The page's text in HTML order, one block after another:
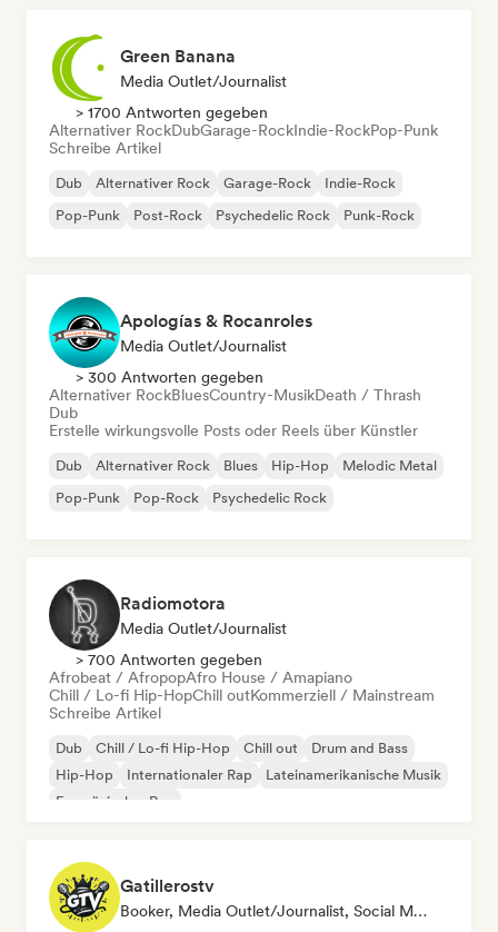
Green Banana
Media Outlet/Journalist
> 1700 Antworten gegeben
Alternativer RockDubGarage-RockIndie-RockPop-Punk
Schreibe Artikel
Dub Alternativer Rock Garage-Rock
Indie-Rock
Pop-Punk
Post-Rock Psychedelic Rock Punk-Rock
Apologías & Rocanroles
Media Outlet/Journalist
> 300 Antworten gegeben
Alternativer RockBluesCountry-MusikDeath / Thrash
Dub
Erstelle wirkungsvolle Posts oder Reels über Künstler
Dub Alternativer Rock Blues Hip-Hop
Melodic Metal
Pop-Punk
Pop-Rock Psychedelic Rock
Radiomotora
Media Outlet/Journalist
> 700 Antworten gegeben
Afrobeat / AfropopAfro House / Amapiano
Chill / Lo-fi Hip-HopChill outKommerziell / Mainstream
Schreibe Artikel
Dub Chill / Lo-fi Hip-Hop Chill out
Drum and Bass
Hip-Hop
Internationaler Rap
Lateinamerikanische Musik
Französischer Rap
Gatillerostv
Booker, Media Outlet/Journalist, Social Media Influencer